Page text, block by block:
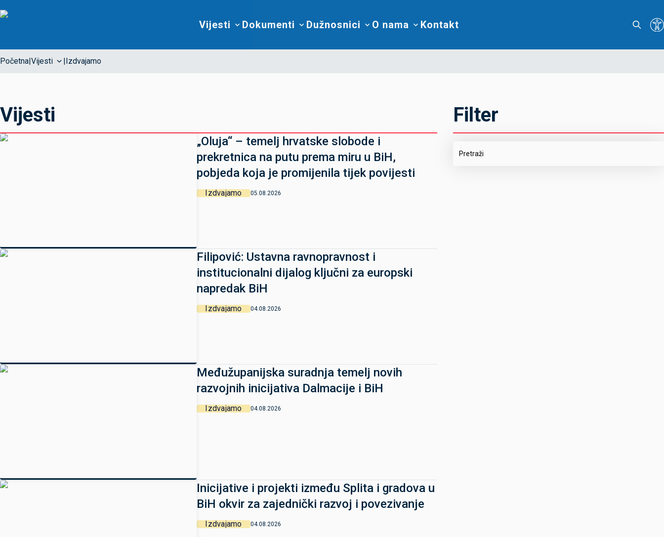
Vijesti Dokumenti Dužnosnici O nama Kontakt
Početna|Vijesti |Izdvajamo
Vijesti
„Oluja“ – temelj hrvatske slobode i
prekretnica na putu prema miru u BiH,
pobjeda koja je promijenila tijek povijesti
Izdvajamo 05.08.2026
Filipović: Ustavna ravnopravnost i
institucionalni dijalog ključni za europski
napredak BiH
Izdvajamo 04.08.2026
Međužupanijska suradnja temelj novih
razvojnih inicijativa Dalmacije i BiH
Izdvajamo 04.08.2026
Inicijative i projekti između Splita i gradova u
BiH okvir za zajednički razvoj i povezivanje
Izdvajamo 04.08.2026
Filter